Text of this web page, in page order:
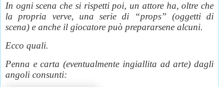
In ogni scena che si rispetti poi, un attore ha, oltre che
la propria verve, una serie di “props” (oggetti di
scena) e anche il giocatore può prepararsene alcuni.
Ecco quali.
Penna e carta (eventualmente ingiallita ad arte) dagli
angoli consunti: